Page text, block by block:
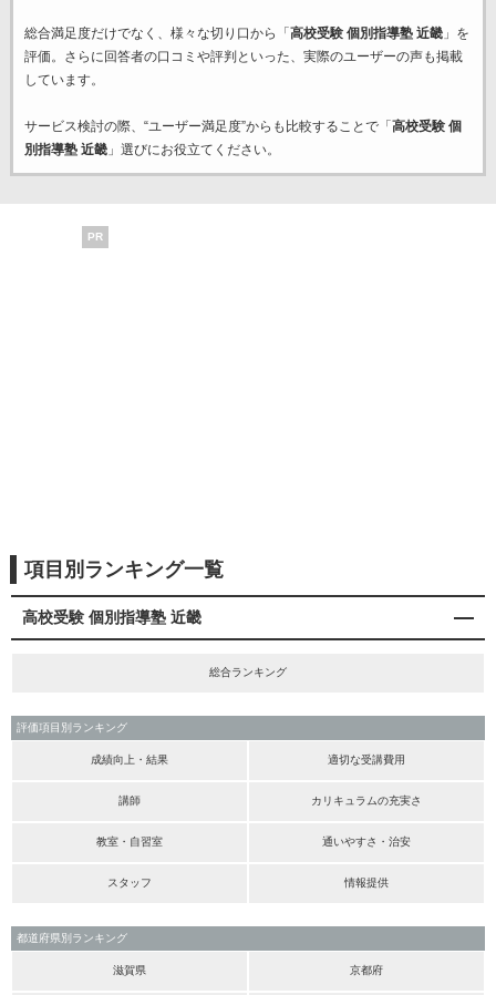
総合満足度だけでなく、様々な切り口から「 高校受験 個別指導塾 近畿」を
評価。さらに回答者の口コミや評判といった、実際のユーザーの声も掲載
しています。
サービス検討の際、“ユーザー満足度”からも比較することで「 高校受験 個
別指導塾 近畿」選びにお役立てください。
PR
項目別ランキング一覧
高校受験 個別指導塾 近畿
総合ランキング
評価項目別ランキング
成績向上・結果 適切な受講費用
講師 カリキュラムの充実さ
教室・自習室 通いやすさ・治安
スタッフ 情報提供
都道府県別ランキング
滋賀県 京都府